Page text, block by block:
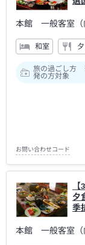
本館 一般客室（
和室
旅の過ごし方
発の方対象
お問い合わせコード
夕
季
本館 一般客室（